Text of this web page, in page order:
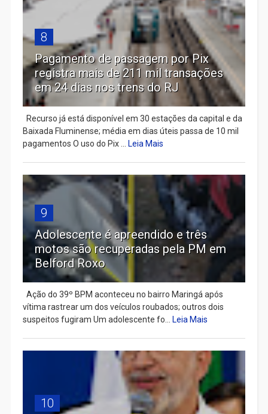
8
Pagamento de passagem por Pix
registra mais de 211 mil transações
em 24 dias nos trens do RJ
Recurso já está disponível em 30 estações da capital e da
Baixada Fluminense; média em dias úteis passa de 10 mil
pagamentos O uso do Pix ...
Leia Mais
9
Adolescente é apreendido e três
motos são recuperadas pela PM em
Belford Roxo
Ação do 39º BPM aconteceu no bairro Maringá após
vítima rastrear um dos veículos roubados; outros dois
suspeitos fugiram Um adolescente fo...
Leia Mais
10